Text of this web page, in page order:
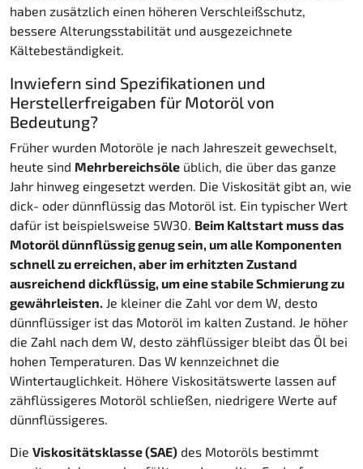
haben zusätzlich einen höheren Verschleißschutz,
bessere Alterungsstabilität und ausgezeichnete
Kältebeständigkeit.
Inwiefern sind Spezifikationen und
Herstellerfreigaben für Motoröl von
Bedeutung?
Früher wurden Motoröle je nach Jahreszeit gewechselt,
heute sind Mehrbereichsöle üblich, die über das ganze
Jahr hinweg eingesetzt werden. Die Viskosität gibt an, wie
dick- oder dünnflüssig das Motoröl ist. Ein typischer Wert
dafür ist beispielsweise 5W30. Beim Kaltstart muss das
Motoröl dünnflüssig genug sein, um alle Komponenten
schnell zu erreichen, aber im erhitzten Zustand
ausreichend dickflüssig, um eine stabile Schmierung zu
gewährleisten. Je kleiner die Zahl vor dem W, desto
dünnflüssiger ist das Motoröl im kalten Zustand. Je höher
die Zahl nach dem W, desto zähflüssiger bleibt das Öl bei
hohen Temperaturen. Das W kennzeichnet die
Wintertauglichkeit. Höhere Viskositätswerte lassen auf
zähflüssigeres Motoröl schließen, niedrigere Werte auf
dünnflüssigeres.
Die Viskositätsklasse (SAE) des Motoröls bestimmt